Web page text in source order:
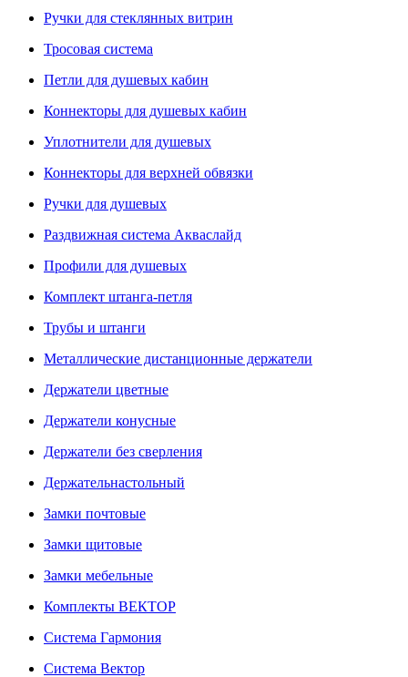
Ручки для стеклянных витрин
Тросовая система
Петли для душевых кабин
Коннекторы для душевых кабин
Уплотнители для душевых
Коннекторы для верхней обвязки
Ручки для душевых
Раздвижная система Акваслайд
Профили для душевых
Комплект штанга-петля
Трубы и штанги
Металлические дистанционные держатели
Держатели цветные
Держатели конусные
Держатели без сверления
Держательнастольный
Замки почтовые
Замки щитовые
Замки мебельные
Комплекты ВЕКТОР
Система Гармония
Система Вектор